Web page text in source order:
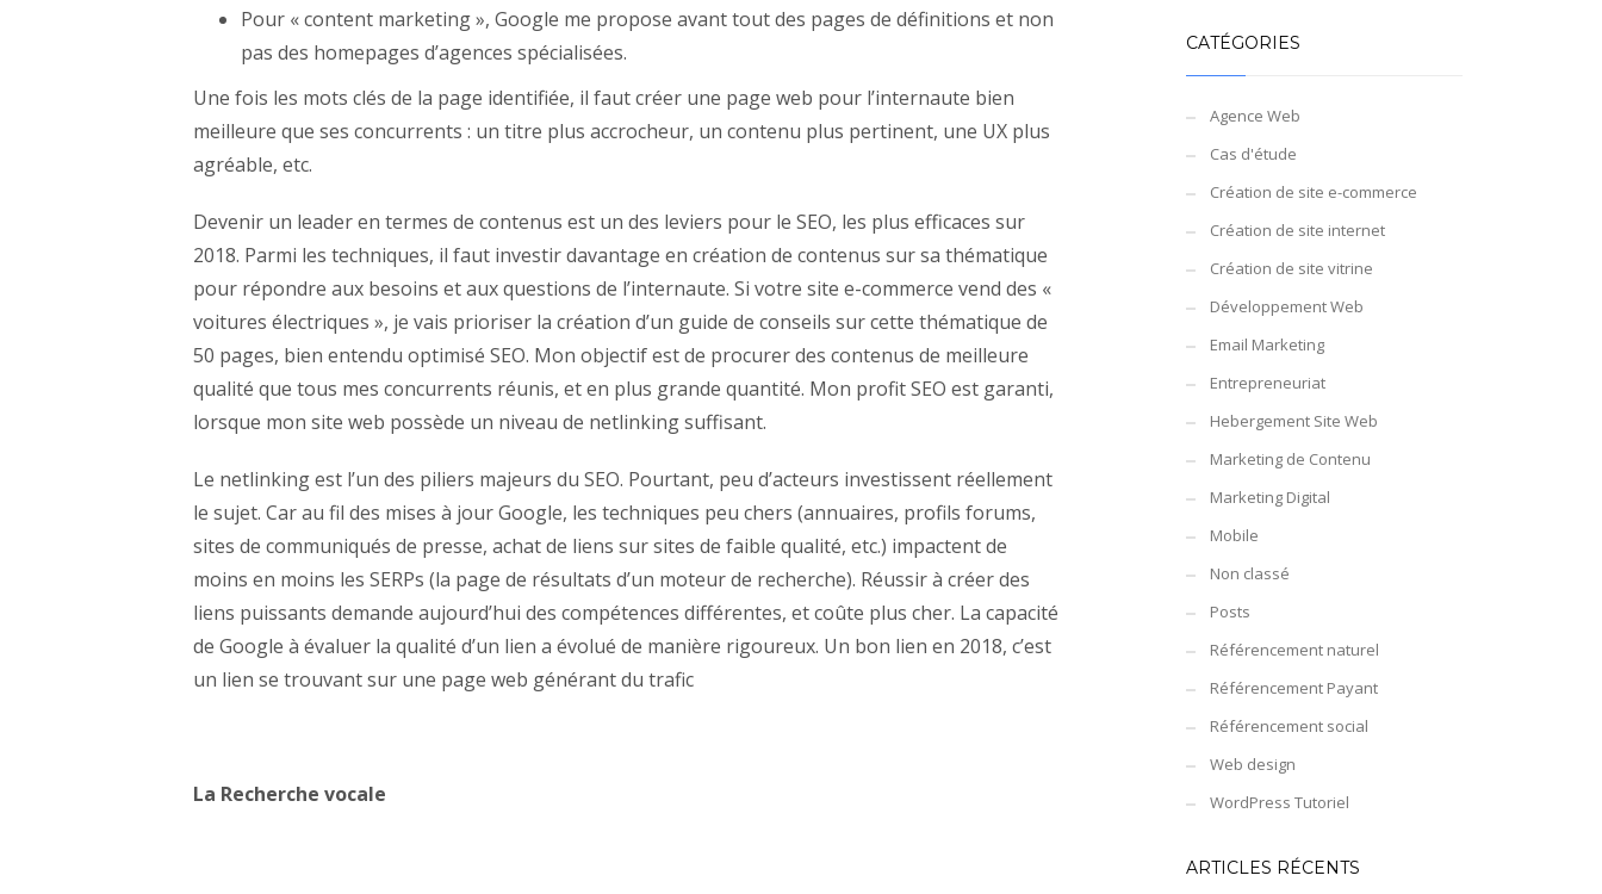
Pour « content marketing », Google me propose avant tout des pages de définitions et non
pas des homepages d’agences spécialisées.
Une fois les mots clés de la page identifiée, il faut créer une page web pour l’internaute bien
meilleure que ses concurrents : un titre plus accrocheur, un contenu plus pertinent, une UX plus
agréable, etc.
Devenir un leader en termes de contenus est un des leviers pour le SEO, les plus efficaces sur
2018. Parmi les techniques, il faut investir davantage en création de contenus sur sa thématique
pour répondre aux besoins et aux questions de l’internaute. Si votre site e-commerce vend des «
voitures électriques », je vais prioriser la création d’un guide de conseils sur cette thématique de
50 pages, bien entendu optimisé SEO. Mon objectif est de procurer des contenus de meilleure
qualité que tous mes concurrents réunis, et en plus grande quantité. Mon profit SEO est garanti,
lorsque mon site web possède un niveau de netlinkingsuffisant.
Le netlinking est l’un des piliers majeurs du SEO. Pourtant, peu d’acteurs investissent réellement
le sujet. Car au fil des mises à jour Google, les techniques peu chers (annuaires, profils forums,
sites de communiqués de presse, achat de liens sur sites de faible qualité, etc.) impactent de
moins en moins les SERPs (la page de résultats d’un moteur de recherche). Réussir à créer des
liens puissants demande aujourd’hui des compétences différentes, et coûte plus cher. La capacité
de Google à évaluer la qualité d’un lien a évolué de manière rigoureux. Un bon lien en 2018, c’est
un lien se trouvant sur une page web générant du trafic
La Recherche vocale
CATÉGORIES
Agence Web
Cas d'étude
Création de site e-commerce
Création de site internet
Création de site vitrine
Développement Web
Email Marketing
Entrepreneuriat
Hebergement Site Web
Marketing de Contenu
Marketing Digital
Mobile
Non classé
Posts
Référencement naturel
Référencement Payant
Référencement social
Web design
WordPress Tutoriel
ARTICLES RÉCENTS